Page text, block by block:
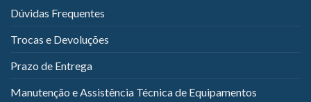
Dúvidas Frequentes
Trocas e Devoluções
Prazo de Entrega
Manutenção e Assistência Técnica de Equipamentos